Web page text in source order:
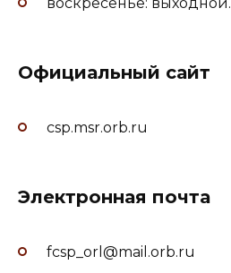
Официальный сайт
csp.msr.orb.ru
Электронная почта
fcsp_orl@mail.orb.ru